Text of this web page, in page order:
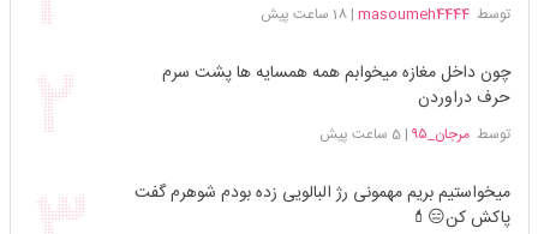
توسطmasoumeh4444
|18 ساعت پیش
چون داخل مغازه میخوابم همه همسایه ها پشت سرم
حرف دراوردن
توسطمرجان_۹۵ |5 ساعت پیش
میخواستیم بریم مهمونی رژ البالویی زده بودم شوهرم گفت
پاکش کن😑💄